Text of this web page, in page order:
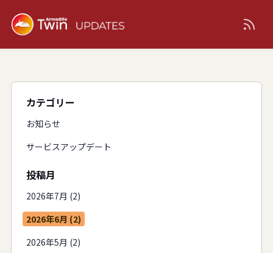
カテゴリー
お知らせ
サービスアップデート
投稿月
2026年7月 (2)
2026年6月 (2)
2026年5月 (2)